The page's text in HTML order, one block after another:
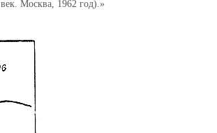
Москва, 1962 год).